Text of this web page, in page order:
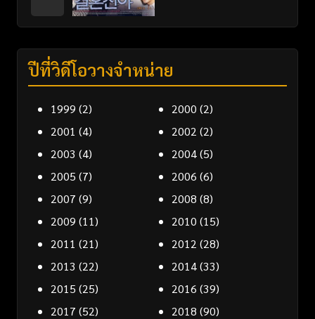
ปีที่วิดีโอวางจำหน่าย
1999 (2) 2000 (2)
2001 (4) 2002 (2)
2003 (4) 2004(5)
2005 (7) 2006 (6)
2007 (9) 2008 (8)
2009 (11) 2010 (15)
2011 (21) 2012 (28)
2013 (22) 2014(33)
2015 (25) 2016 (39)
2017 (52) 2018 (90)